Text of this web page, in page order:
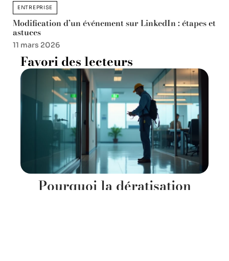
ENTREPRISE
Modification d’un événement sur LinkedIn : étapes et
astuces
11 mars 2026
Favori des lecteurs
Pourquoi la dératisation